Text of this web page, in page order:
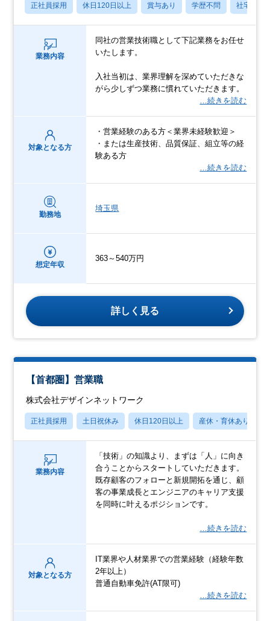
正社員採用 休日120日以上 賞与あり 学歴不問 社宅・住
業務内容
同社の営業技術職として下記業務をお任せ
いたします。
入社当初は、業界理解を深めていただきな
がら少しずつ業務に慣れていただきます。
…続きを読む
対象となる方
・営業経験のある方＜業界未経験歓迎＞
・または生産技術、品質保証、組立等の経
験ある方
…続きを読む
勤務地
埼玉県
想定年収
363～540万円
詳しく見る
【首都圏】営業職
株式会社デザインネットワーク
正社員採用 土日祝休み 休日120日以上 産休・育休あり
業務内容
「技術」の知識より、まずは「人」に向き
合うことからスタートしていただきます。
既存顧客のフォローと新規開拓を通じ、顧
客の事業成長とエンジニアのキャリア支援
を同時に叶えるポジションです。
…続きを読む
対象となる方
IT業界や人材業界での営業経験（経験年数
2年以上）
普通自動車免許(AT限可)
…続きを読む